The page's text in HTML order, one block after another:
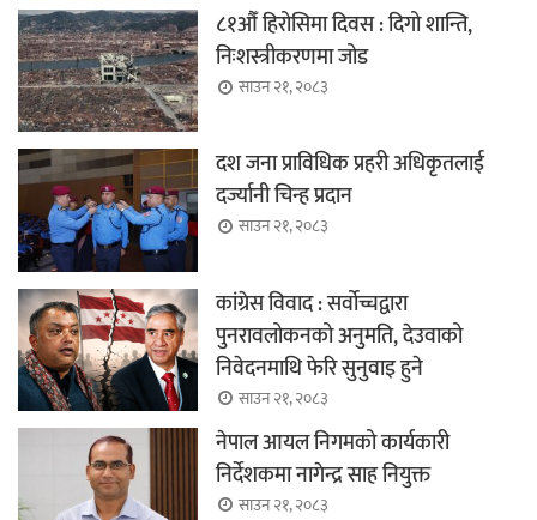
८१औँ हिरोसिमा दिवस : दिगो शान्ति,
निःशस्त्रीकरणमा जोड
साउन २१, २०८३
दश जना प्राविधिक प्रहरी अधिकृतलाई
दर्ज्यानी चिन्ह प्रदान
साउन २१, २०८३
कांग्रेस विवाद : सर्वोच्चद्वारा
पुनरावलोकनको अनुमति, देउवाको
निवेदनमाथि फेरि सुनुवाइ हुने
साउन २१, २०८३
नेपाल आयल निगमको कार्यकारी
निर्देशकमा नागेन्द्र साह नियुक्त
साउन २१, २०८३